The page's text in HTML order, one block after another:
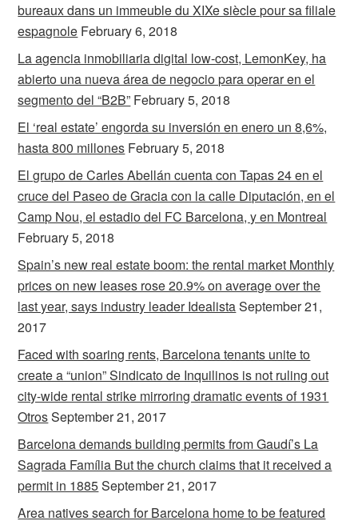
bureaux dans un immeuble du XIXe siècle pour sa filiale
espagnole February 6, 2018
La agencia inmobiliaria digital low-cost, LemonKey, ha
abierto una nueva área de negocio para operar en el
segmento del “B2B” February 5, 2018
El ‘real estate’ engorda su inversión en enero un 8,6%,
hasta 800 millones February 5, 2018
El grupo de Carles Abellán cuenta con Tapas 24 en el
cruce del Paseo de Gracia con la calle Diputación, en el
Camp Nou, el estadio del FC Barcelona, y en Montreal
February 5, 2018
Spain’s new real estate boom: the rental market Monthly
prices on new leases rose 20.9% on average over the
last year, says industry leader IdealistaSeptember 21,
2017
Faced with soaring rents, Barcelona tenants unite to
create a “union” Sindicato de Inquilinos is not ruling out
city-wide rental strike mirroring dramatic events of 1931
OtrosSeptember 21, 2017
Barcelona demands building permits from Gaudí’s La
Sagrada Família But the church claims that it received a
permit in 1885September 21, 2017
Area natives search for Barcelona home to be featured